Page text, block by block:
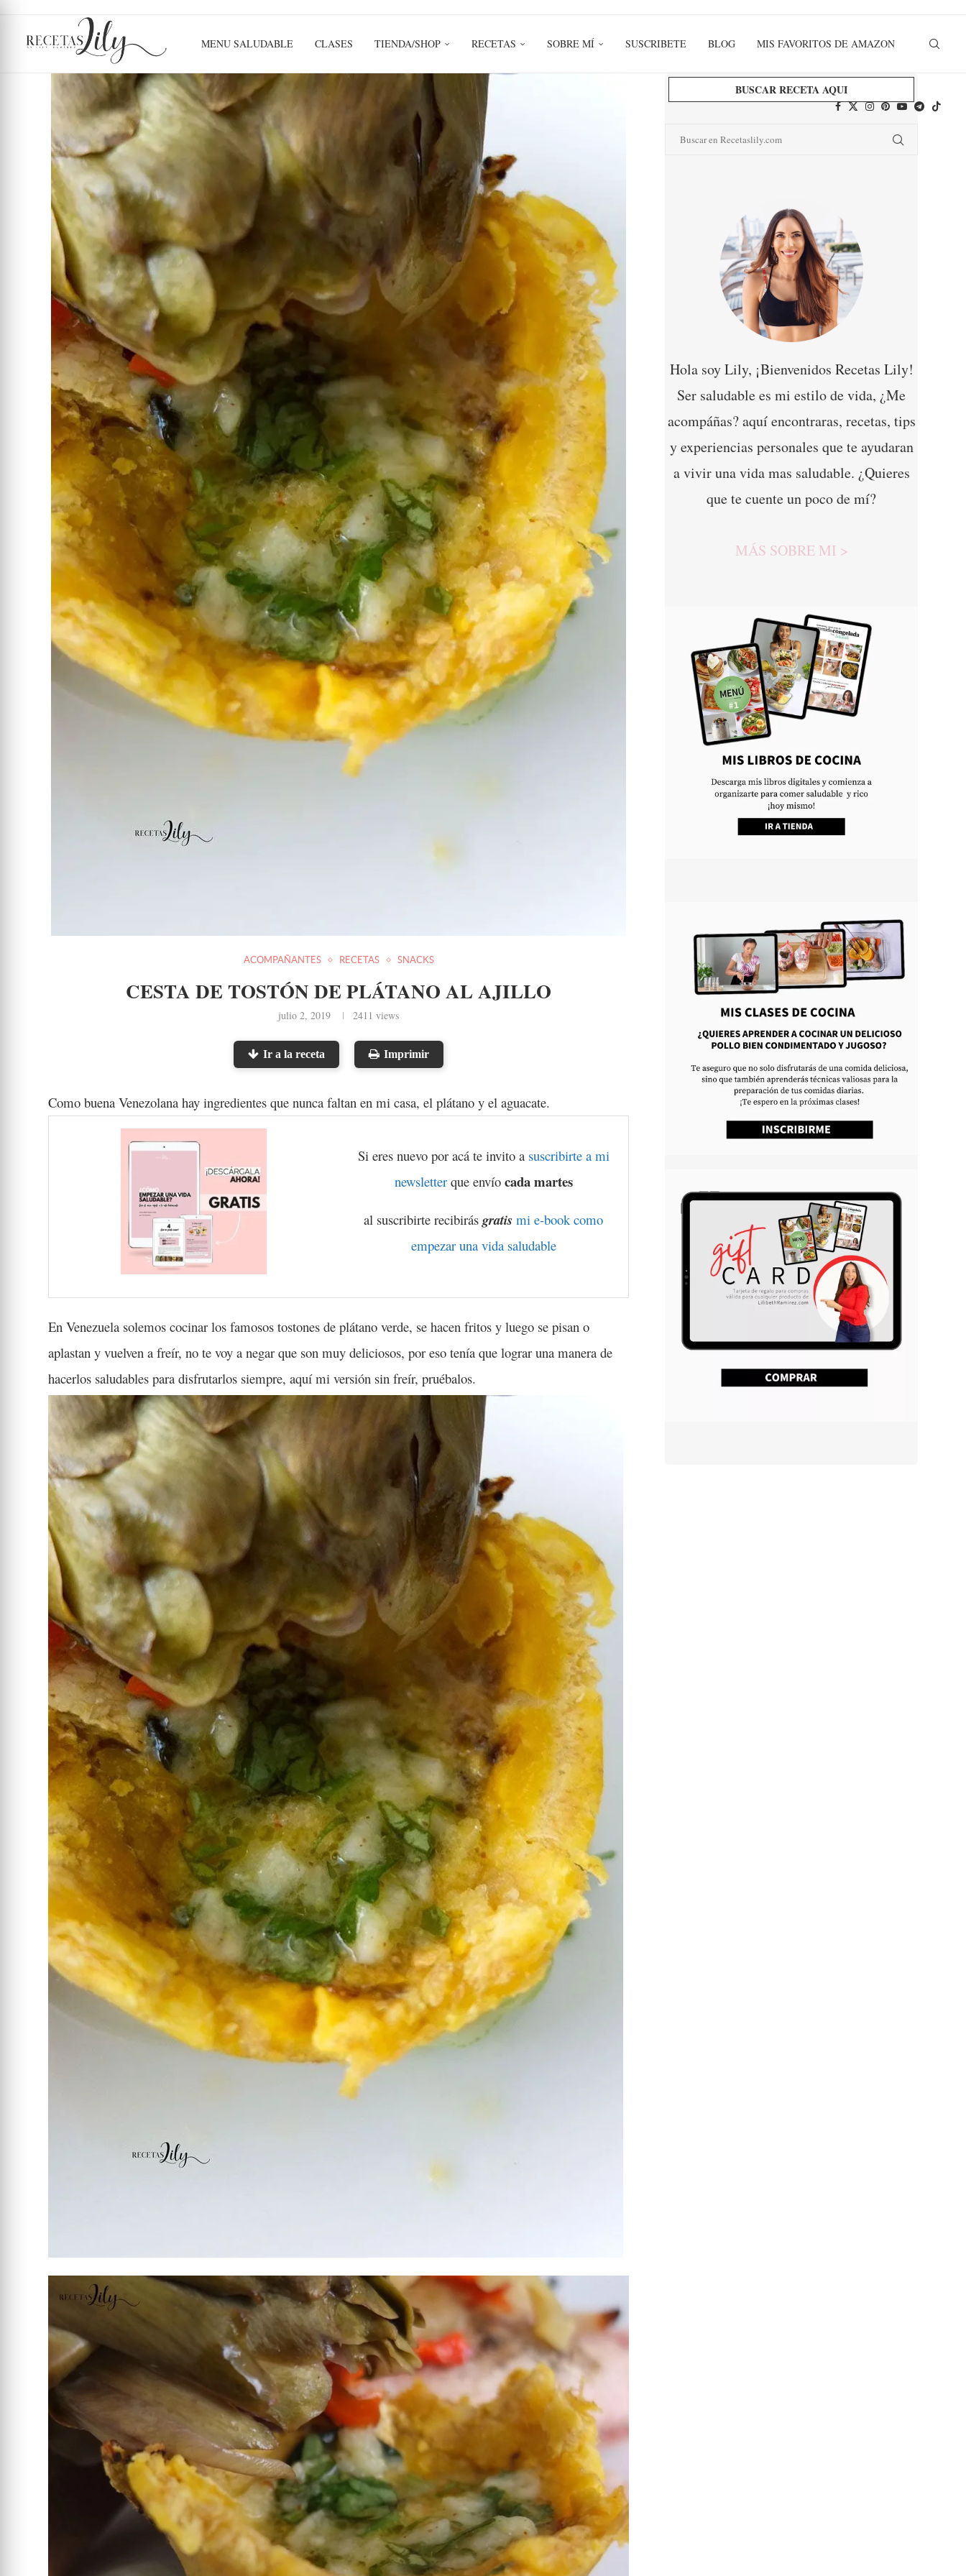
MENU SALUDABLE CLASES TIENDA/SHOP RECETAS SOBRE MÍ SUSCRIBETE BLOG MIS FAVORITOS DE AMAZON
ACOMPAÑANTES RECETAS SNACKS
CESTA DE TOSTÓN DE PLÁTANO AL AJILLO
julio 2, 2019 2411 views
Ir a la receta Imprimir
Como buena Venezolana hay ingredientes que nunca faltan en mi casa, el plátano y el aguacate.
Si eres nuevo por acá te invito asuscribirte a mi
newsletterque envío cada martes
al suscribirte recibirás gratis mi e-book como
empezar una vida saludable
En Venezuela solemos cocinar los famosos tostones de plátano verde, se hacen fritos y luego se pisan o
aplastan y vuelven a freír, no te voy a negar que son muy deliciosos, por eso tenía que lograr una manera de
hacerlos saludables para disfrutarlos siempre, aquí mi versión sin freír, pruébalos.
BUSCAR RECETA AQUI
Hola soy Lily, ¡Bienvenidos Recetas Lily!
Ser saludable es mi estilo de vida, ¿Me
acompáñas? aquí encontraras, recetas, tips
y experiencias personales que te ayudaran
a vivir una vida mas saludable. ¿Quieres
que te cuente un poco de mí?
MÁS SOBRE MI >